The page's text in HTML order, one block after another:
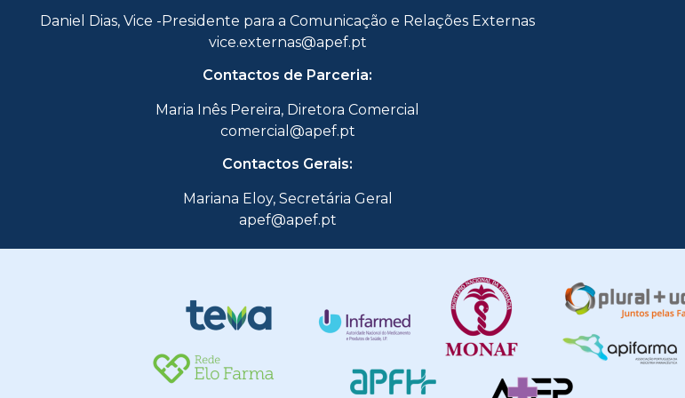
Daniel Dias, Vice -Presidente para a Comunicação e Relações Externas
vice.externas@apef.pt
Contactos de Parceria:
Maria Inês Pereira, Diretora Comercial
comercial@apef.pt
Contactos Gerais:
Mariana Eloy, Secretária Geral
apef@apef.pt